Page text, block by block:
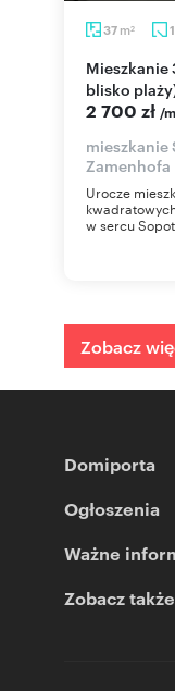
37 m2 1
Mieszkanie 37 m² w Sopocie (centrum,
blisko
2 700 zł /
mieszkanie
Zamenhofa
Urocze
w sercu
Zobacz
Domiporta
Ogłoszenia
Ważne
Zobacz także